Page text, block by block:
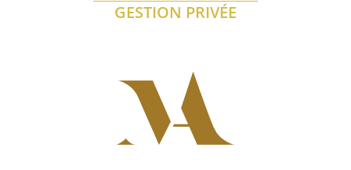
GESTION PRIVÉE